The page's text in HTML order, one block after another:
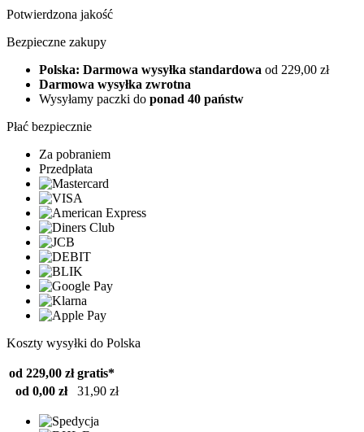
Potwierdzona jakość
Bezpieczne zakupy
Polska: Darmowa wysyłka standardowa od 229,00 zł
Darmowa wysyłka zwrotna
Wysyłamy paczki do ponad 40 państw
Płać bezpiecznie
Za pobraniem
Przedpłata
Koszty wysyłki do Polska
od 229,00 zł gratis*
od 0,00 zł
31,90 zł